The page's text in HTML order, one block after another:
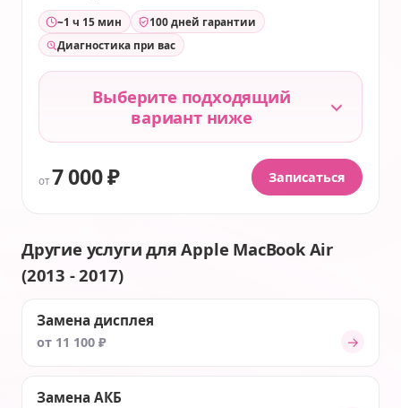
~1 ч 15 мин
100 дней гарантии
Диагностика при вас
Выберите подходящий
вариант ниже
от 7 000 ₽ Записаться
Другие услуги для Apple MacBook Air
(2013 - 2017)
Замена дисплея
от 11 100 ₽ →
Замена АКБ